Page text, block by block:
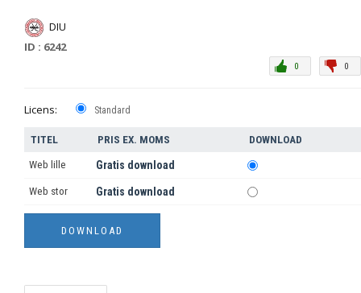
DIU
ID : 6242
0
0
Licens: Standard
TITEL PRIS EX. MOMS DOWNLOAD
Web lille Gratis download
Web stor Gratis download